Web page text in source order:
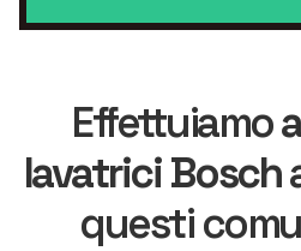
Effettuiamo
lavatrici Bosch
questi